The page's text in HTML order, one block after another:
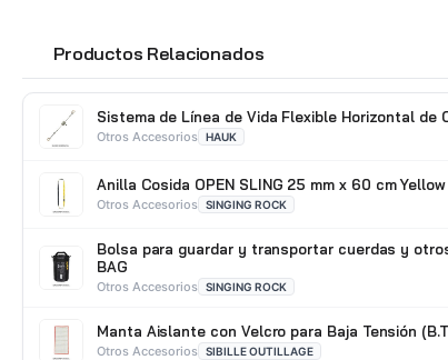
Productos Relacionados
Sistema de Línea de Vida Flexible Horizontal de
Otros Accesorios HAUK
Anilla Cosida OPEN SLING 25 mm x 60 cm
Otros Accesorios SINGING ROCK
Bolsa para guardar y transportar cuerdas y
BAG
Otros Accesorios SINGING ROCK
Manta Aislante con Velcro para Baja Tensión
Otros Accesorios SIBILLE OUTILLAGE